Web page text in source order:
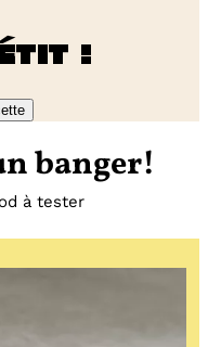
!
banger!
à tester